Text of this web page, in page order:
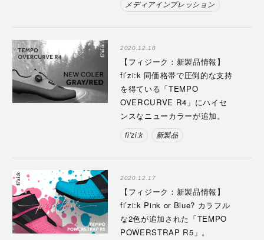
メディアインプレッション
2020.12.18
【フィジーク：新製品情報】
fi’zi:k 同価格帯で圧倒的な支持
を得ている「TEMPO
OVERCURVE R4」にハイセ
ンスなニューカラーが追加。
fi'zi:k 新製品
2020.12.17
【フィジーク：新製品情報】
fi’zi:k Pink or Blue? カラフル
な2色が追加された「TEMPO
POWERSTRAP R5」。